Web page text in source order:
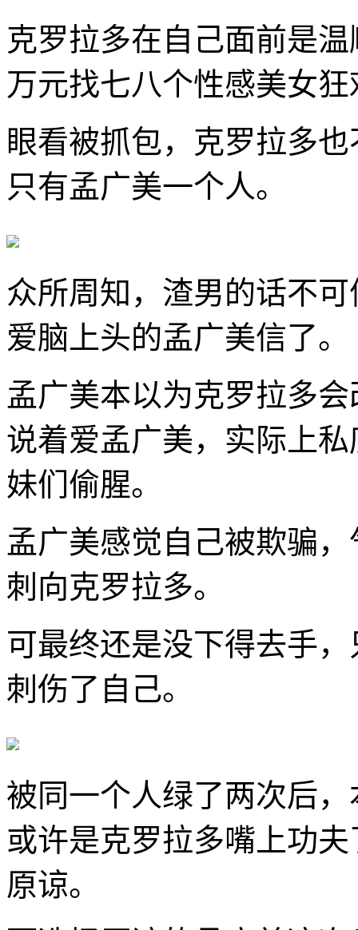
克罗拉多在自己面前是
万元找七八个性感美女狂
眼看被抓包，克罗拉多
只有孟广美一个人。
众所周知，渣男的话不
爱脑上头的孟广美信了。
孟广美本以为克罗拉多
说着爱孟广美，实际上
妹们偷腥。
孟广美感觉自己被欺骗
刺向克罗拉多。
可最终还是没下得去手
刺伤了自己。
被同一个人绿了两次后
或许是克罗拉多嘴上功
原谅。